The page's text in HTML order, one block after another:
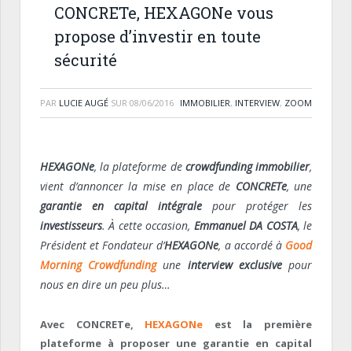
CONCRETe, HEXAGONe vous
propose d’investir en toute
sécurité
PAR LUCIE AUGÉ SUR 08/06/2016 IMMOBILIER, INTERVIEW, ZOOM
HEXAGONe, la plateforme de crowdfunding immobilier,
vient d’annoncer la mise en place de CONCRETe, une
garantie en capital intégrale pour protéger les
investisseurs. À cette occasion, Emmanuel DA COSTA, le
Président et Fondateur d’HEXAGONe, a accordé à Good
Morning Crowdfundingune interview exclusivepour
nous en dire un peu plus…
Avec CONCRETe, HEXAGONe est la première
plateforme à proposer une garantie en capital